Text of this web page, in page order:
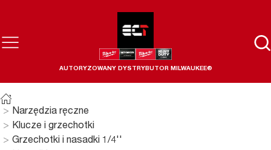
AUTORYZOWANY DYSTRYBUTOR MILWAUKEE®
Narzędzia ręczne
Klucze i grzechotki
Grzechotki i nasadki 1/4''